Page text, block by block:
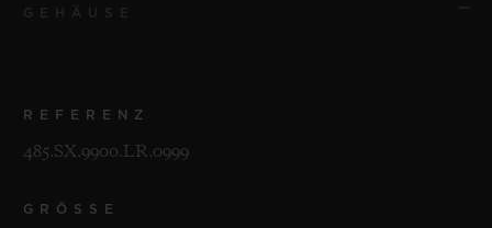
REFERENZ
485.SX.9900.LR.0999
GRÖSSE